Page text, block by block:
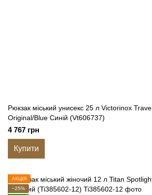
Рюкзак міський унисекс 25 л Victorinox
Original/Blue Синій (Vt606737)
4 767 грн
Купити
АКЦІЯ
−25%